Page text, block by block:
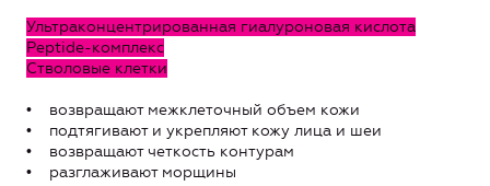
Ультраконцентрированная гиалуроновая кислота
Peptide-комплекс
Стволовые клетки
• возвращают межклеточный объем кожи
• подтягивают и укрепляют кожу лица и шеи
• возвращают четкость контурам
• разглаживают морщины